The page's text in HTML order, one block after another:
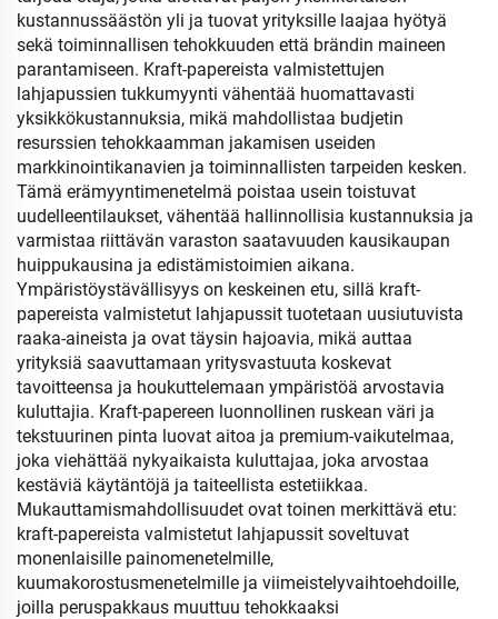
kustannussäästön yli ja tuovat yrityksille laajaa hyötyä
sekä toiminnallisen tehokkuuden että brändin maineen
parantamiseen. Kraft-papereista valmistettujen
lahjapussien tukkumyynti vähentää huomattavasti
yksikkökustannuksia, mikä mahdollistaa budjetin
resurssien tehokkaamman jakamisen useiden
markkinointikanavien ja toiminnallisten tarpeiden kesken.
Tämä erämyyntimenetelmä poistaa usein toistuvat
uudelleentilaukset, vähentää hallinnollisia kustannuksia ja
varmistaa riittävän varaston saatavuuden kausikaupan
huippukausina ja edistämistoimien aikana.
Ympäristöystävällisyys on keskeinen etu, sillä kraft-
papereista valmistetut lahjapussit tuotetaan uusiutuvista
raaka-aineista ja ovat täysin hajoavia, mikä auttaa
yrityksiä saavuttamaan yritysvastuuta koskevat
tavoitteensa ja houkuttelemaan ympäristöä arvostavia
kuluttajia. Kraft-papereen luonnollinen ruskean väri ja
tekstuurinen pinta luovat aitoa ja premium-vaikutelmaa,
joka viehättää nykyaikaista kuluttajaa, joka arvostaa
kestäviä käytäntöjä ja taiteellista estetiikkaa.
Mukauttamismahdollisuudet ovat toinen merkittävä etu:
kraft-papereista valmistetut lahjapussit soveltuvat
monenlaisille painomenetelmille,
kuumakorostusmenetelmille ja viimeistelyvaihtoehdoille,
joilla peruspakkaus muuttuu tehokkaaksi